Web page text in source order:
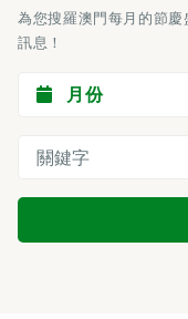
為您搜羅澳門每月的節
訊息！
月份